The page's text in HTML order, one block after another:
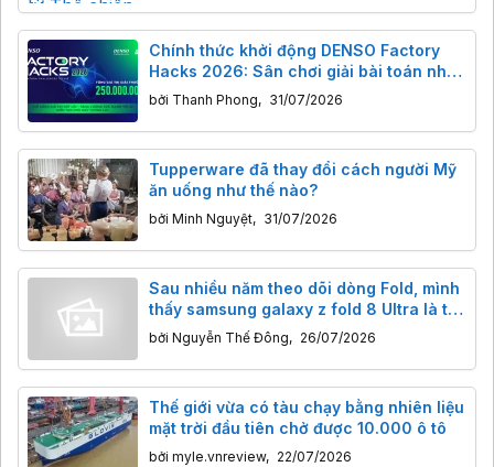
Chính thức khởi động DENSO Factory
Hacks 2026: Sân chơi giải bài toán nhà
máy thông minh cho giới trẻ Việt
bởi Thanh Phong, 31/07/2026
Tupperware đã thay đổi cách người Mỹ
ăn uống như thế nào?
bởi Minh Nguyệt, 31/07/2026
Sau nhiều năm theo dõi dòng Fold, mình
thấy samsung galaxy z fold 8 Ultra là thế
hệ có định hướng rõ ràng nhất
bởi Nguyễn Thế Đông, 26/07/2026
Thế giới vừa có tàu chạy bằng nhiên liệu
mặt trời đầu tiên chở được 10.000 ô tô
bởi myle.vnreview, 22/07/2026